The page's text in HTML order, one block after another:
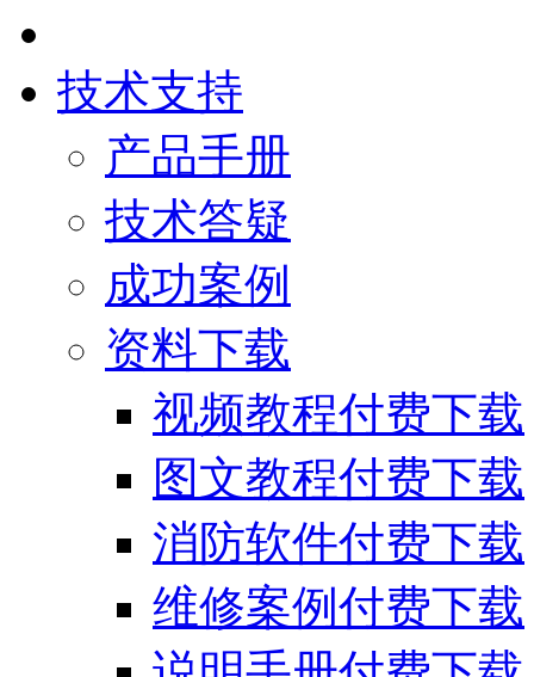
技术支持
产品手册
技术答疑
成功案例
资料下载
视频教程付费下载
图文教程付费下载
消防软件付费下载
维修案例付费下载